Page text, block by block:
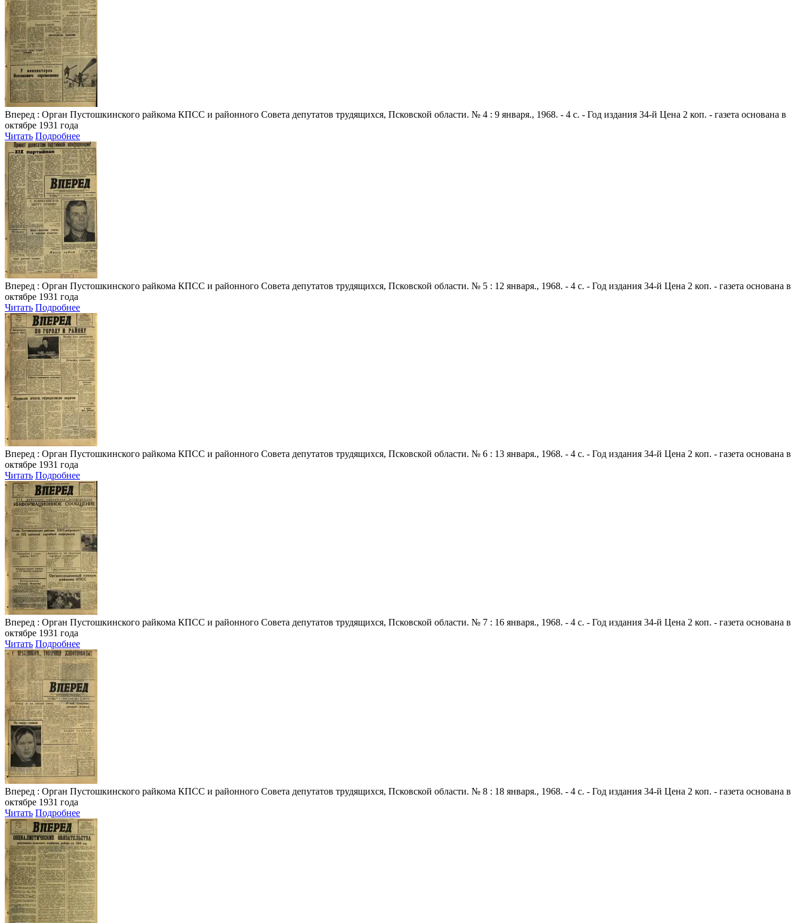
Вперед : Орган Пустошкинского райкома КПСС и районного Совета депутатов трудящихся, Псковской области. № 4 : 9 января., 1968. - 4 с. - Год издания 34-й Цена 2 коп. - газета основана в
октябре 1931 года
Читать Подробнее
Вперед : Орган Пустошкинского райкома КПСС и районного Совета депутатов трудящихся, Псковской области. № 5 : 12 января., 1968. - 4 с. - Год издания 34-й Цена 2 коп. - газета основана в
октябре 1931 года
Читать Подробнее
Вперед : Орган Пустошкинского райкома КПСС и районного Совета депутатов трудящихся, Псковской области. № 6 : 13 января., 1968. - 4 с. - Год издания 34-й Цена 2 коп. - газета основана в
октябре 1931 года
Читать Подробнее
Вперед : Орган Пустошкинского райкома КПСС и районного Совета депутатов трудящихся, Псковской области. № 7 : 16 января., 1968. - 4 с. - Год издания 34-й Цена 2 коп. - газета основана в
октябре 1931 года
Читать Подробнее
Вперед : Орган Пустошкинского райкома КПСС и районного Совета депутатов трудящихся, Псковской области. № 8 : 18 января., 1968. - 4 с. - Год издания 34-й Цена 2 коп. - газета основана в
октябре 1931 года
Читать Подробнее